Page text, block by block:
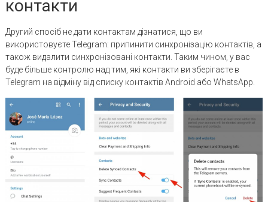
контакти
Другий спосіб не дати контактам дізнатися, що ви
використовуєте Telegram: припинити синхронізацію контактів, а
також видалити синхронізовані контакти. Таким чином, у вас
буде більше контролю над тим, які контакти ви зберігаєте в
Telegram на відміну від списку контактів Android або WhatsApp.